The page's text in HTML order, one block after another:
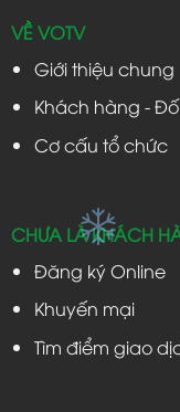
VỀ VOTV
Giới thiệu chung
Khách hàng -
Cơ cấu tổ chức
CHƯA LÀ KHÁCH
Đăng ký Online
Khuyến mại
Tìm điểm giao